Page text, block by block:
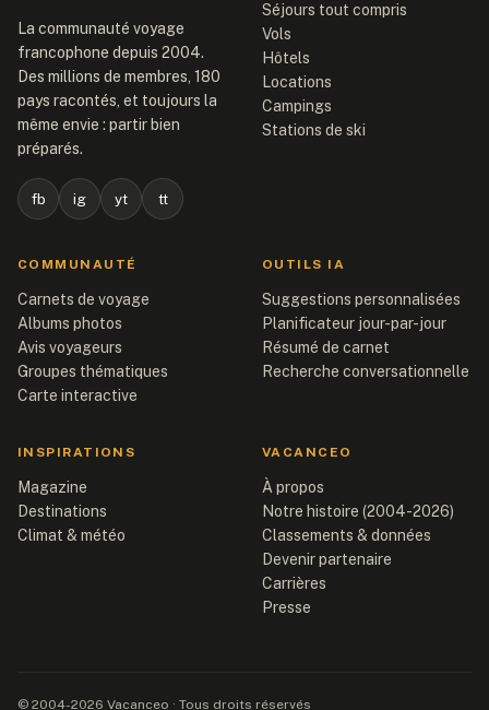
La communauté voyage
francophone depuis 2004.
Des millions de membres, 180
pays racontés, et toujours la
même envie : partir bien
préparés.
fb ig yt tt
Séjours tout compris
Vols
Hôtels
Locations
Campings
Stations de ski
COMMUNAUTÉ
Carnets de voyage
Albums photos
Avis voyageurs
Groupes thématiques
Carte interactive
OUTILS IA
Suggestions personnalisées
Planificateur jour-par-jour
Résumé de carnet
Recherche conversationnelle
INSPIRATIONS
Magazine
Destinations
Climat & météo
VACANCEO
À propos
Notre histoire (2004-2026)
Classements & données
Devenir partenaire
Carrières
Presse
© 2004-2026 Vacanceo · Tous droits réservés